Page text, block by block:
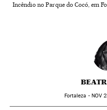
Incêndio no Parque do Cocó, em
Fortaleza - NOV